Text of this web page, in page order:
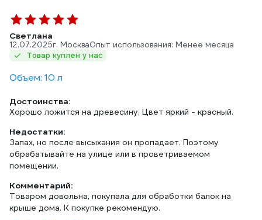
Светлана
12.07.2025г. МоскваОпыт использования: Менее месяца
Товар куплен у нас
Объем: 10 л
Достоинства:
Хорошо ложится на древесину. Цвет яркий - красный.
Недостатки:
Запах, но после высыхания он пропадает. Поэтому
обрабатывайте на улице или в проветриваемом
помещении.
Комментарий:
Товаром довольна, покупала для обработки балок на
крыше дома. К покупке рекомендую.